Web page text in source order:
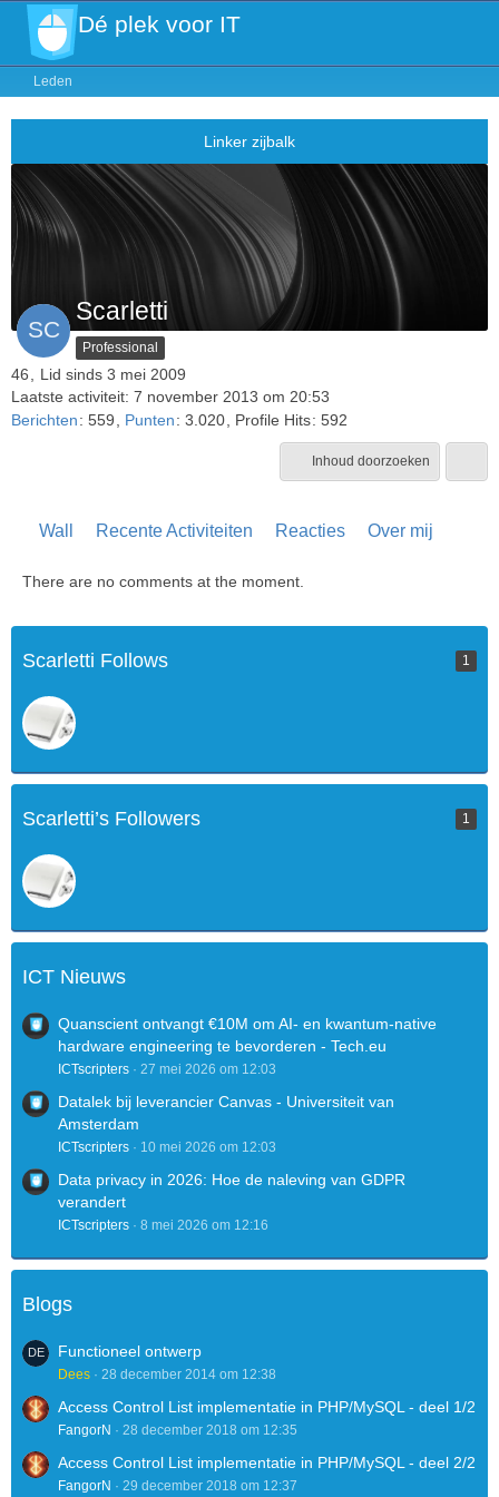
Dé plek voor IT
Leden
Scarletti
Professional
46
Lid sinds 3 mei 2009
Laatste activiteit: 7 november 2013 om 20:53
Berichten
559 Punten 3.020 Profile Hits 592
Inhoud doorzoeken
Wall Recente Activiteiten Reacties Over mij
There are no comments at the moment.
Scarletti Follows 1
Scarletti’s Followers 1
ICT Nieuws
Quanscient ontvangt €10M om AI- en kwantum-native
hardware engineering te bevorderen - Tech.eu
ICTscripters 27 mei 2026 om 12:03
Datalek bij leverancier Canvas - Universiteit van
Amsterdam
ICTscripters 10 mei 2026 om 12:03
Data privacy in 2026: Hoe de naleving van GDPR
verandert
ICTscripters 8 mei 2026 om 12:16
Blogs
Functioneel ontwerp
Dees 28 december 2014 om 12:38
Access Control List implementatie in PHP/MySQL - deel 1/2
FangorN 28 december 2018 om 12:35
Access Control List implementatie in PHP/MySQL - deel 2/2
FangorN 29 december 2018 om 12:37